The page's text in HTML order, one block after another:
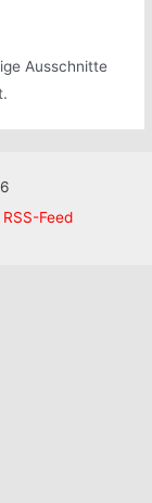
Ausschnitte
RSS-Feed